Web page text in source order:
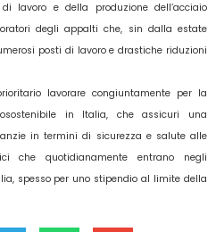
lavoro e della produzione dell’acciaio
degli appalti che, sin dalla estate
posti di lavoro e drastiche riduzioni
lavorare congiuntamente per la
in Italia, che assicuri una
in termini di sicurezza e salute alle
che quotidianamente entrano negli
spesso per uno stipendio al limite della